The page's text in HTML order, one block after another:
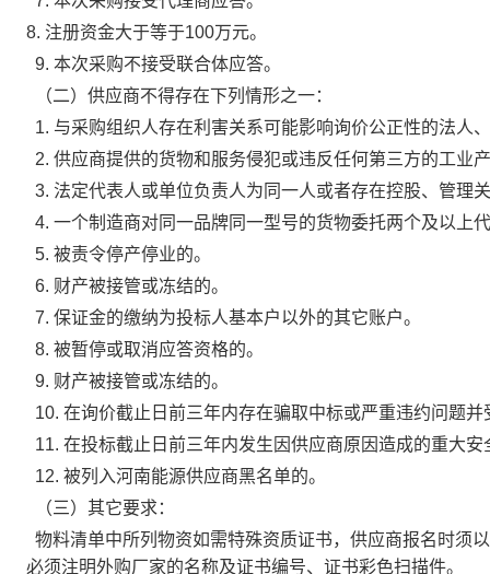
8. 注册资金大于等于100万元。
9. 本次采购不接受联合体应答。
（二）供应商不得存在下列情形之一：
1. 与采购组织人存在利害关系可能影响询价公正性的法人
2. 供应商提供的货物和服务侵犯或违反任何第三方的工业
3. 法定代表人或单位负责人为同一人或者存在控股、管理
4. 一个制造商对同一品牌同一型号的货物委托两个及以上
5. 被责令停产停业的。
6. 财产被接管或冻结的。
7. 保证金的缴纳为投标人基本户以外的其它账户。
8. 被暂停或取消应答资格的。
9. 财产被接管或冻结的。
10. 在询价截止日前三年内存在骗取中标或严重违约问题
11. 在投标截止日前三年内发生因供应商原因造成的重大
12. 被列入河南能源供应商黑名单的。
（三）其它要求：
物料清单中所列物资如需特殊资质证书，供应商报名时须
必须注明外购厂家的名称及证书编号、证书彩色扫描件。